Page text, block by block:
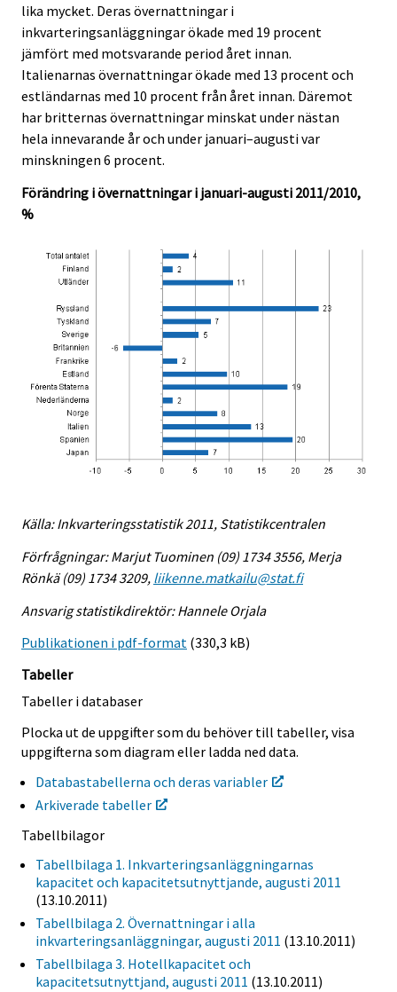
lika mycket. Deras övernattningar i
inkvarteringsanläggningar ökade med 19 procent
jämfört med motsvarande period året innan.
Italienarnas övernattningar ökade med 13 procent och
estländarnas med 10 procent från året innan. Däremot
har britternas övernattningar minskat under nästan
hela innevarande år och under januari–augusti var
minskningen 6 procent.
Förändring i övernattningar i januari-augusti 2011/2010,
%
Källa: Inkvarteringsstatistik 2011, Statistikcentralen
Förfrågningar: Marjut Tuominen (09) 1734 3556, Merja
Rönkä (09) 1734 3209, liikenne.matkailu@stat.fi
Ansvarig statistikdirektör: Hannele Orjala
Publikationen i pdf-format (330,3 kB)
Tabeller
Tabeller i databaser
Plocka ut de uppgifter som du behöver till tabeller, visa
uppgifterna som diagram eller ladda ned data.
Databastabellerna och deras variabler
Arkiverade tabeller
Tabellbilagor
Tabellbilaga 1. Inkvarteringsanläggningarnas
kapacitet och kapacitetsutnyttjande, augusti 2011
(13.10.2011)
Tabellbilaga 2. Övernattningar i alla
inkvarteringsanläggningar, augusti 2011 (13.10.2011)
Tabellbilaga 3. Hotellkapacitet och
kapacitetsutnyttjand, augusti 2011 (13.10.2011)